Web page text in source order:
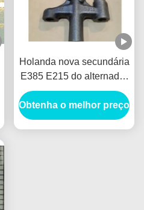
Holanda nova secundária
E385 E215 do alternador
VH137061080A do
gerador do carro do Assy
do Crosshead para HINO
Obtenha o melhor preço